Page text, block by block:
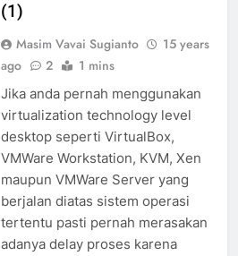
(1)
Masim Vavai Sugianto
15 years
ago
2 1 mins
Jika anda pernah menggunakan
virtualization technology level
desktop seperti VirtualBox,
VMWare Workstation, KVM, Xen
maupun VMWare Server yang
berjalan diatas sistem operasi
tertentu pasti pernah merasakan
adanya delay proses karena